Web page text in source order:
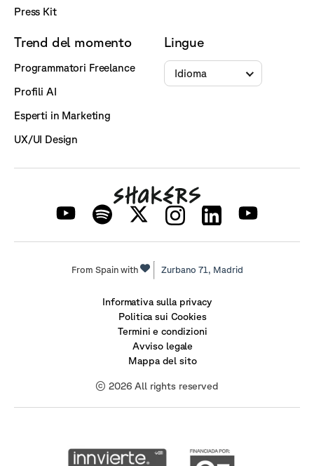
Press Kit
Trend del momento
Programmatori Freelance
Profili AI
Esperti in Marketing
UX/UI Design
Lingue
Idioma
From Spain with Zurbano 71, Madrid
Informativa sulla privacy
Politica sui Cookies
Termini e condizioni
Avviso legale
Mappa del sito
© 2026 All rights reserved